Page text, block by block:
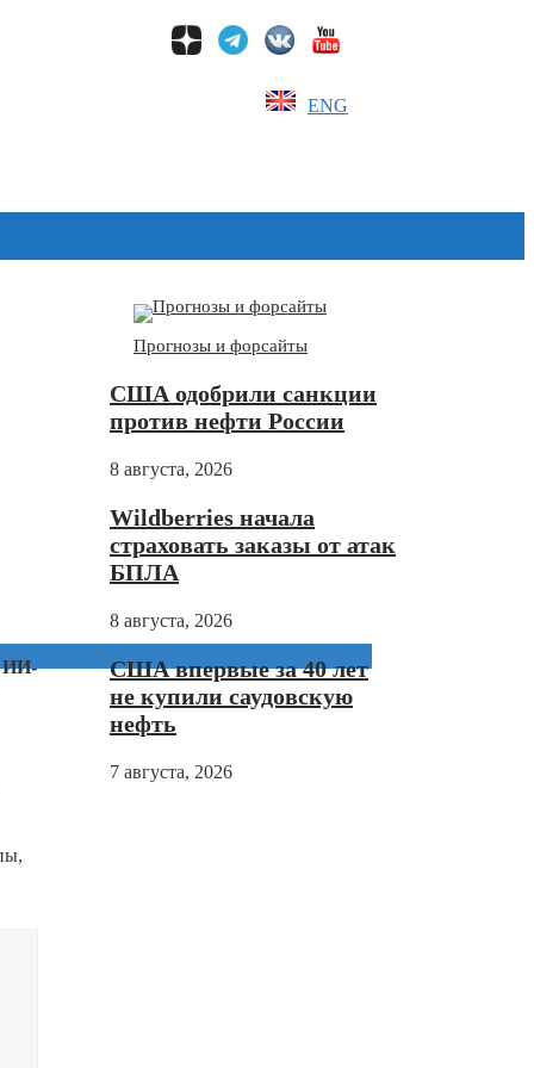
ENG
ИИ-
Прогнозы и форсайты
США одобрили санкции
против нефти России
8 августа, 2026
Wildberries начала
страховать заказы от атак
БПЛА
8 августа, 2026
США впервые за 40 лет
не купили саудовскую
нефть
7 августа, 2026